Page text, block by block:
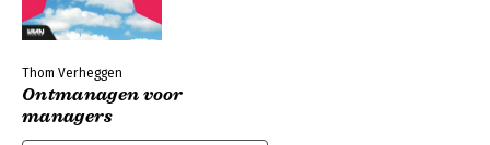
Thom Verheggen
Ontmanagen voor
managers